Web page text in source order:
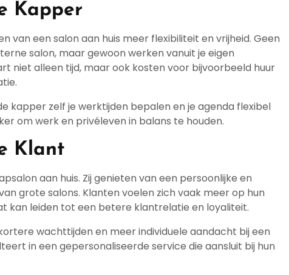
Kapper
een salon aan huis meer flexibiliteit en vrijheid. Geen
salon, maar gewoon werken vanuit je eigen
niet alleen tijd, maar ook kosten voor bijvoorbeeld huur
kapper zelf je werktijden bepalen en je agenda flexibel
om werk en privéleven in balans te houden.
Klant
aan huis. Zij genieten van een persoonlijke en
grote salons. Klanten voelen zich vaak meer op hun
kan leiden tot een betere klantrelatie en loyaliteit.
wachttijden en meer individuele aandacht bij een
in een gepersonaliseerde service die aansluit bij hun